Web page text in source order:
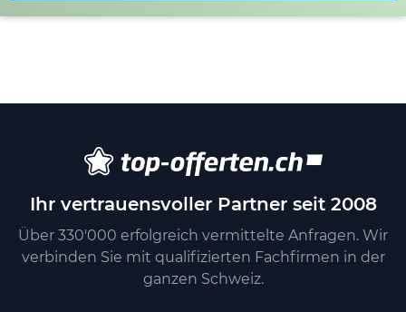
Ihr vertrauensvoller Partner seit 2008
Über 330'000 erfolgreich vermittelte Anfragen. Wir
verbinden Sie mit qualifizierten Fachfirmen in der
ganzen Schweiz.